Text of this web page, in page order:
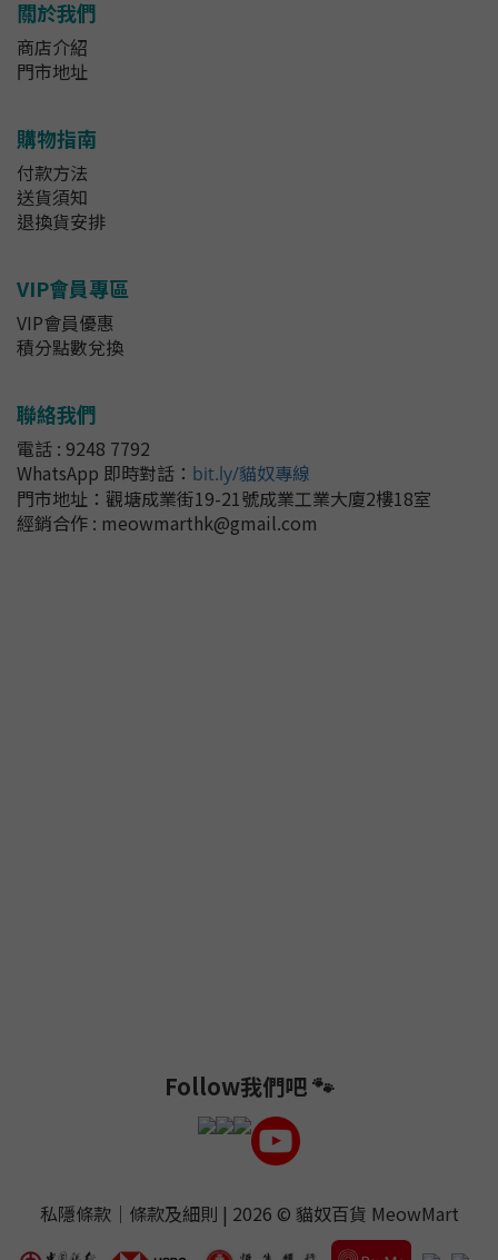
關於我們
商店介紹
門市地址
購物指南
付款方法
送貨須知
退換貨安排
VIP會員專區
VIP會員優惠
積分點數兌換
聯絡我們
電話 : 9248 7792
WhatsApp 即時對話 ： bit.ly/貓奴專線
門市地址： 觀塘成業街19-21號成業工業大廈2樓18室
經銷合作 : meowmarthk@gmail.com
Follow我們吧 🐾
私隱條款｜ 條款及細則 | 2026 © 貓奴百貨 MeowMart